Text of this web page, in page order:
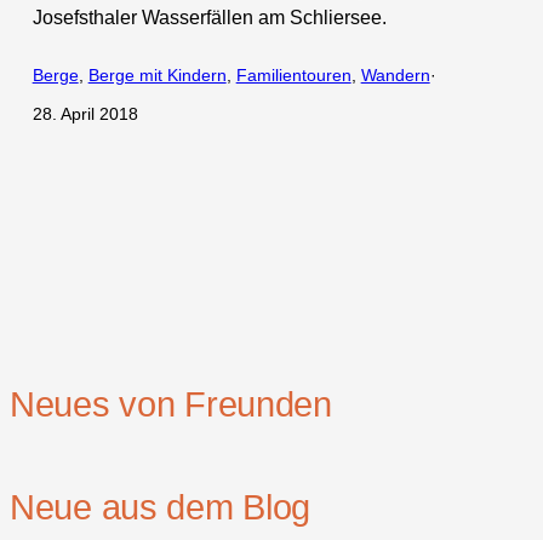
Josefsthaler Wasserfällen am Schliersee.
Berge, Berge mit Kindern Familientouren Wandern·
28. April 2018
Neues von Freunden
Neue aus dem Blog